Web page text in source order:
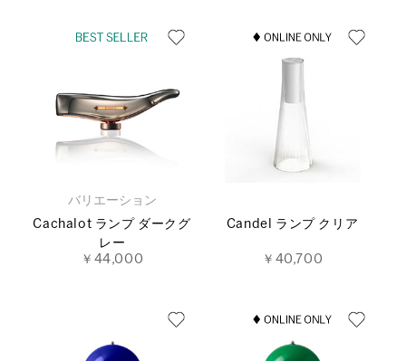
バリエーション
Cachalot ランプ ダークグ
レー
￥44,000
Candel ランプ クリア
￥40,700